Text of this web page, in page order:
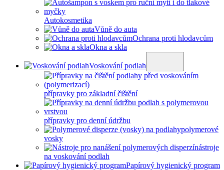
Autokosmetika
Vůně do auta
Ochrana proti hlodavcům
Okna a skla
Voskování podlah
přípravky pro základní čištění
přípravky pro denní údržbu
polymerové
vosky
nástroje
na voskování podlah
Papírový hygienický program